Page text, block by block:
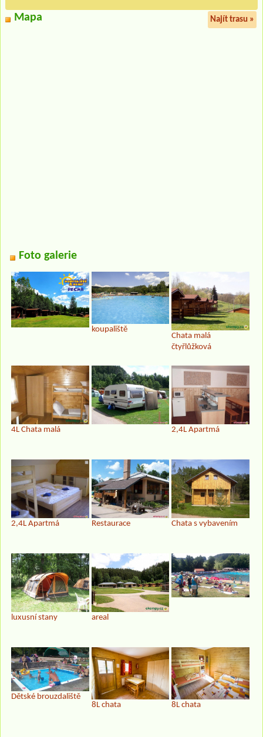
Mapa Najít trasu »
Foto galerie
koupaliště
Chata malá
čtyřlůžková
4L Chata malá 2,4L Apartmá
2,4L Apartmá Restaurace Chata s vybavením
luxusní stany areal
Dětské brouzdaliště
8L chata
8L chata